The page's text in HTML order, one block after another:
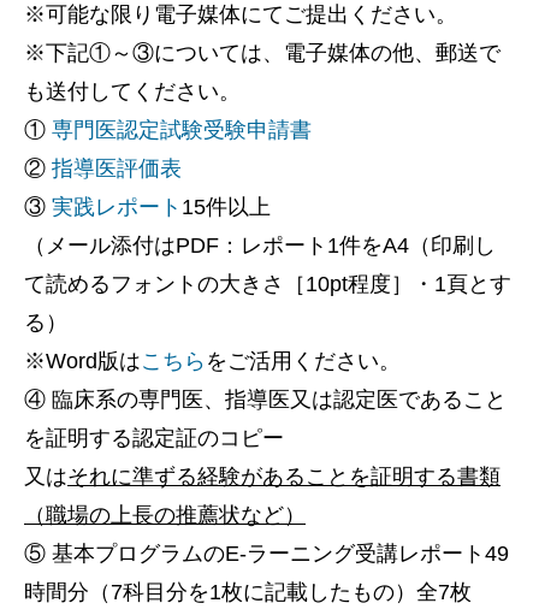
※可能な限り電子媒体にてご提出ください。
※下記①～③については、電子媒体の他、郵送で
も送付してください。
① 専門医認定試験受験申請書
② 指導医評価表
③ 実践レポート 15件以上
（メール添付はPDF：レポート1件をA4（印刷し
て読めるフォントの大きさ［10pt程度］・1頁とす
る）
※Word版はこちら をご活用ください。
④ 臨床系の専門医、指導医又は認定医であること
を証明する認定証のコピー
又はそれに準ずる経験があることを証明する書類
（職場の上長の推薦状など）
⑤ 基本プログラムのE-ラーニング受講レポート49
時間分（7科目分を1枚に記載したもの）全7枚